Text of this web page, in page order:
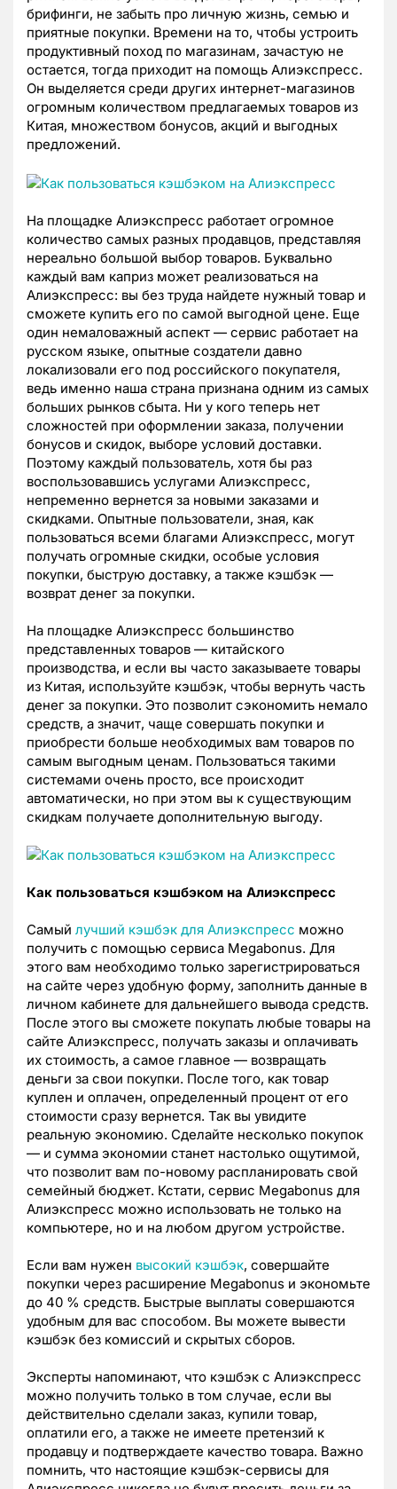
брифинги, не забыть про личную жизнь, семью и
приятные покупки. Времени на то, чтобы устроить
продуктивный поход по магазинам, зачастую не
остается, тогда приходит на помощь Алиэкспресс.
Он выделяется среди других интернет-магазинов
огромным количеством предлагаемых товаров из
Китая, множеством бонусов, акций и выгодных
предложений.
На площадке Алиэкспресс работает огромное
количество самых разных продавцов, представляя
нереально большой выбор товаров. Буквально
каждый вам каприз может реализоваться на
Алиэкспресс: вы без труда найдете нужный товар и
сможете купить его по самой выгодной цене. Еще
один немаловажный аспект — сервис работает на
русском языке, опытные создатели давно
локализовали его под российского покупателя,
ведь именно наша страна признана одним из самых
больших рынков сбыта. Ни у кого теперь нет
сложностей при оформлении заказа, получении
бонусов и скидок, выборе условий доставки.
Поэтому каждый пользователь, хотя бы раз
воспользовавшись услугами Алиэкспресс,
непременно вернется за новыми заказами и
скидками. Опытные пользователи, зная, как
пользоваться всеми благами Алиэкспресс, могут
получать огромные скидки, особые условия
покупки, быструю доставку, а также кэшбэк —
возврат денег за покупки.
На площадке Алиэкспресс большинство
представленных товаров — китайского
производства, и если вы часто заказываете товары
из Китая, используйте кэшбэк, чтобы вернуть часть
денег за покупки. Это позволит сэкономить немало
средств, а значит, чаще совершать покупки и
приобрести больше необходимых вам товаров по
самым выгодным ценам. Пользоваться такими
системами очень просто, все происходит
автоматически, но при этом вы к существующим
скидкам получаете дополнительную выгоду.
Как пользоваться кэшбэком на Алиэкспресс
Самый лучший кэшбэк для Алиэкспресс можно
получить с помощью сервиса Megabonus. Для
этого вам необходимо только зарегистрироваться
на сайте через удобную форму, заполнить данные в
личном кабинете для дальнейшего вывода средств.
После этого вы сможете покупать любые товары на
сайте Алиэкспресс, получать заказы и оплачивать
их стоимость, а самое главное — возвращать
деньги за свои покупки. После того, как товар
куплен и оплачен, определенный процент от его
стоимости сразу вернется. Так вы увидите
реальную экономию. Сделайте несколько покупок
— и сумма экономии станет настолько ощутимой,
что позволит вам по-новому распланировать свой
семейный бюджет. Кстати, сервис Megabonus для
Алиэкспресс можно использовать не только на
компьютере, но и на любом другом устройстве.
Если вам нужен высокий кэшбэк, совершайте
покупки через расширение Megabonus и экономьте
до 40 % средств. Быстрые выплаты совершаются
удобным для вас способом. Вы можете вывести
кэшбэк без комиссий и скрытых сборов.
Эксперты напоминают, что кэшбэк с Алиэкспресс
можно получить только в том случае, если вы
действительно сделали заказ, купили товар,
оплатили его, а также не имеете претензий к
продавцу и подтверждаете качество товара. Важно
помнить, что настоящие кэшбэк-сервисы для